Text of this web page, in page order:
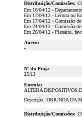
Distribuição/Comissões:
Em 16/04/12 -
Em 17/04/12 - Leitura no
Em 17/04/12 - Comissão de
Em 24/04/12 - Comissão de
Em 26/04/12 - Plenário,
Anexo:
-
Nº do Proj.:
25/13
Ementa:
ALTERA DISPOSITIVOS
Descrição: ORIUNDA DA
Distribuição/Comissões: